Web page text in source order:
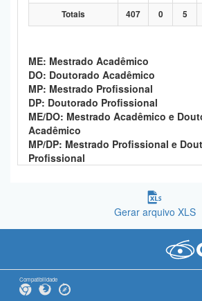
Totais 407 0 5
ME: Mestrado Acadêmico
DO: Doutorado Acadêmico
MP: Mestrado Profissional
DP: Doutorado Profissional
ME/DO: Mestrado Acadêmico e
Acadêmico
MP/DP: Mestrado Profissional e
Profissional
Gerar arquivo XLS
Compatibilidade